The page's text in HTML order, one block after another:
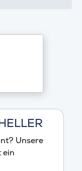
Unsere
ein